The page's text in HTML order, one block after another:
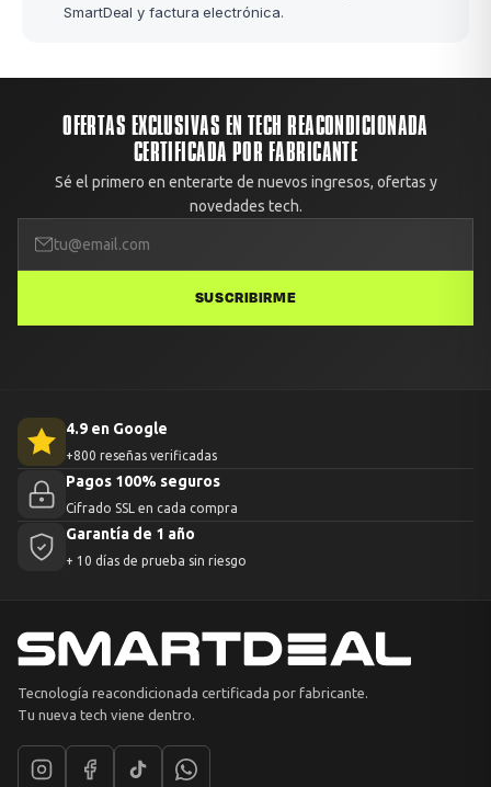
SmartDeal y factura electrónica.
OFERTAS EXCLUSIVAS EN TECH REACONDICIONADA
CERTIFICADA POR FABRICANTE
Sé el primero en enterarte de nuevos ingresos, ofertas y
novedades tech.
SUSCRIBIRME
4.9 en Google
+800 reseñas verificadas
Pagos 100% seguros
Cifrado SSL en cada compra
Garantía de 1 año
+ 10 días de prueba sin riesgo
Tecnología reacondicionada certificada por fabricante.
Tu nueva tech viene dentro.